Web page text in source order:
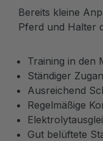
Bereits kleine
Pferd und Halter
Training in den
Ständiger
Ausreichend
Regelmäßige
Gut belüftete